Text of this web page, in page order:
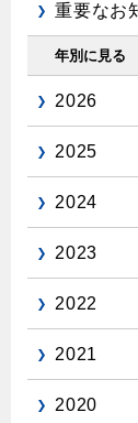
ガス工事に
新しく都市
ガスを安全に
安全対策
ガスメーター
古くなった
正しい接続
換気と給排気
都市ガス切
導入事例
浴室暖房乾燥
ミストサウナ
衣類乾燥機
リビング
ガスファンヒ
重要なお
年別に見る
2026
2025
2024
2023
2022
2021
2020